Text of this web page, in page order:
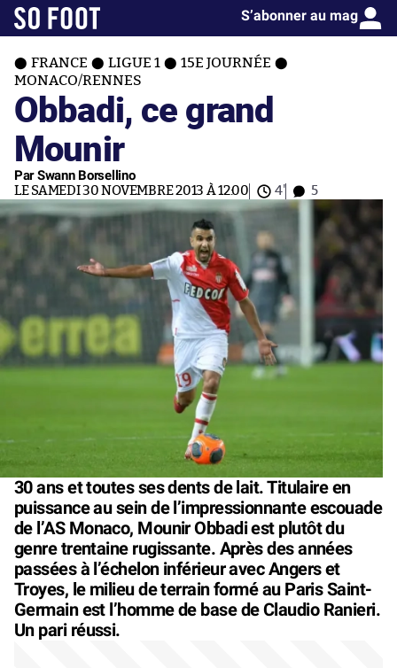
S’abonner au mag
FRANCE LIGUE 1
15E JOURNÉE
MONACO/RENNES
Obbadi, ce grand
Mounir
Par Swann Borsellino
LE SAMEDI 30 NOVEMBRE 2013 À 12:00 4' 5
30 ans et toutes ses dents de lait. Titulaire en
puissance au sein de l’impressionnante escouade
de l’AS Monaco, Mounir Obbadi est plutôt du
genre trentaine rugissante. Après des années
passées à l’échelon inférieur avec Angers et
Troyes, le milieu de terrain formé au Paris Saint-
Germain est l’homme de base de Claudio Ranieri.
Un pari réussi.